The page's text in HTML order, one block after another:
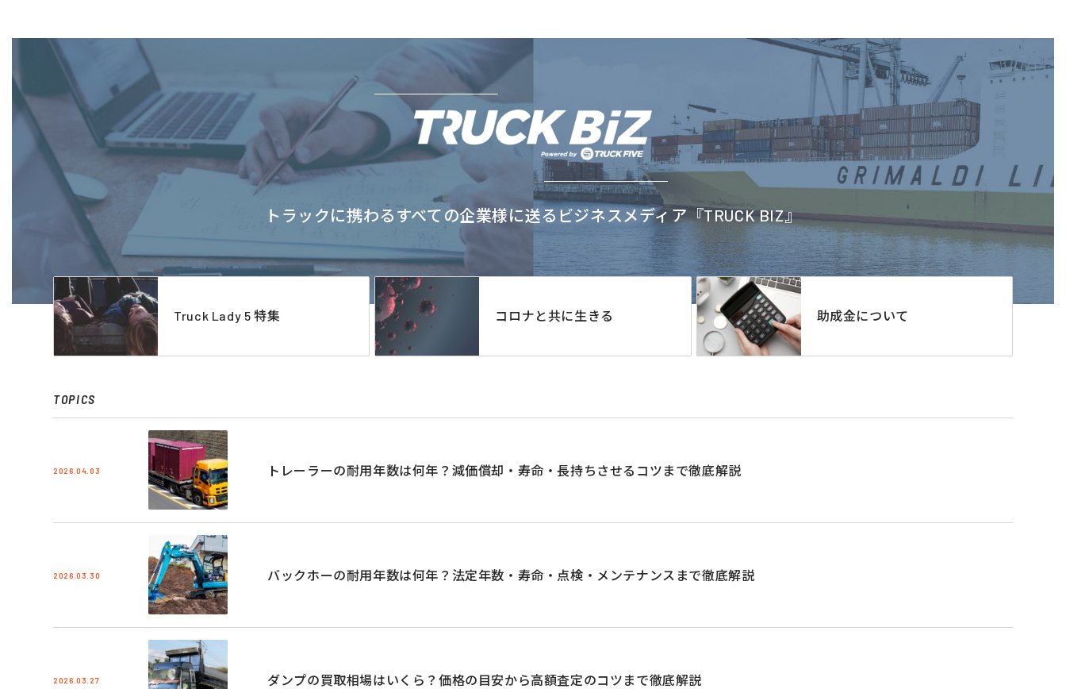
トラックに携わるすべての企業様に送るビジネスメディア『TRUCK BIZ』
Truck Lady 5 特集 コロナと共に生きる 助成金について
TOPICS
2026.04.03 トレーラーの耐用年数は何年？減価償却・寿命・長持ちさせるコツまで徹底解説
2026.03.30 バックホーの耐用年数は何年？法定年数・寿命・点検・メンテナンスまで徹底解説
2026.03.27 ダンプの買取相場はいくら？価格の目安から高額査定のコツまで徹底解説